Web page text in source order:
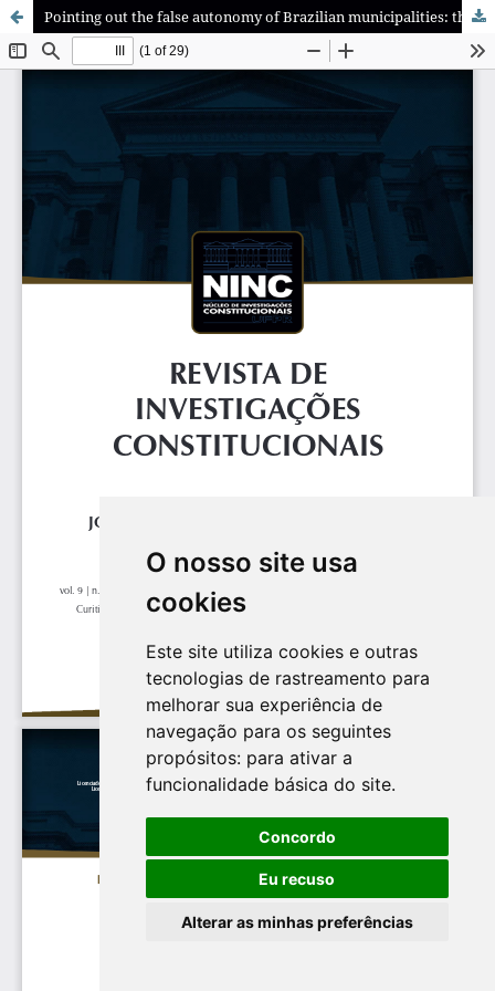
O nosso site usa
cookies
Este site utiliza cookies e outras
tecnologias de rastreamento para
melhorar sua experiência de
navegação para os seguintes
propósitos: para ativar a
funcionalidade básica do site.
Concordo
Eu recuso
Alterar as minhas preferências
Pointing out the false autonomy of Brazilian municipalities: the “quality of the Federation” drawn by the Rule of Law and its impact on promoting the common good